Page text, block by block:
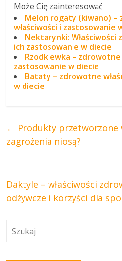
Może Cię zainteresować
Melon rogaty (kiwano) –
właściwości i zastosowanie
Nektarynki: Właściwości
ich zastosowanie w diecie
Rzodkiewka – zdrowotne
zastosowanie w diecie
Bataty – zdrowotne
w diecie
← Produkty przetworzone
zagrożenia niosą?
Daktyle – właściwości
odżywcze i korzyści dla